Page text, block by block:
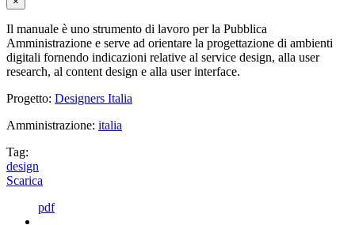
Il manuale è uno strumento di lavoro per la Pubblica
Amministrazione e serve ad orientare la progettazione di ambienti
digitali fornendo indicazioni relative al service design, alla user
research, al content design e alla user interface.
Progetto: Designers Italia
Amministrazione: italia
Tag:
design
Scarica
pdf